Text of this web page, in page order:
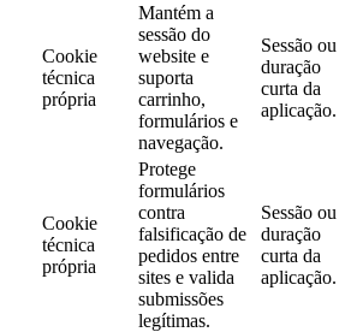
Cookie
técnica
própria
Mantém a
sessão do
website e
suporta
carrinho,
formulários e
navegação.
Sessão ou
duração
curta da
aplicação.
Cookie
técnica
própria
Protege
formulários
contra
falsificação de
pedidos entre
sites e valida
submissões
legítimas.
Sessão ou
duração
curta da
aplicação.